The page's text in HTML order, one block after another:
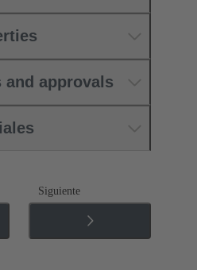
approvals
Siguiente